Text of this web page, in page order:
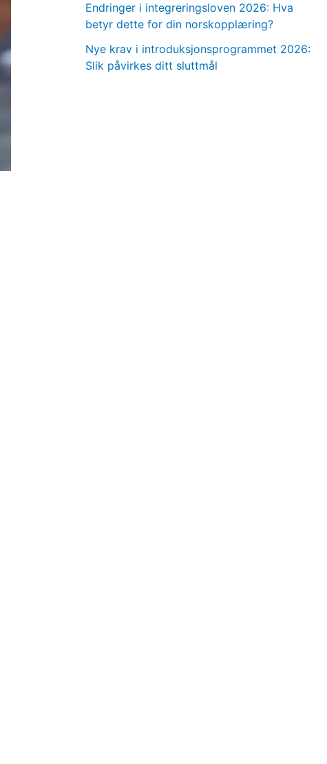
Endringer i integreringsloven 2026: Hva
betyr dette for din norskopplæring?
Nye krav i introduksjonsprogrammet 2026:
Slik påvirkes ditt sluttmål